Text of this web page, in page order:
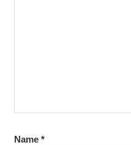
Name *